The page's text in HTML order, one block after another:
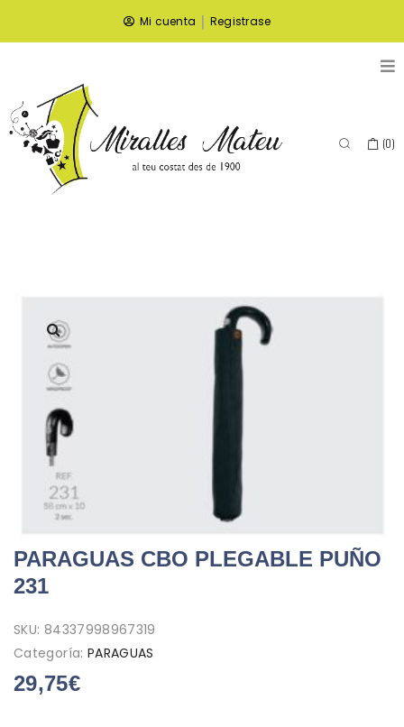
Mi cuenta | Registrase
(0)
PARAGUAS CBO PLEGABLE PUÑO
231
SKU: 84337998967319
Categoría: PARAGUAS
29,75€